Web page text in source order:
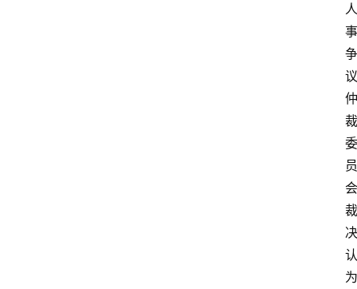
人
事
争
议
仲
裁
委
员
会
裁
决
认
为